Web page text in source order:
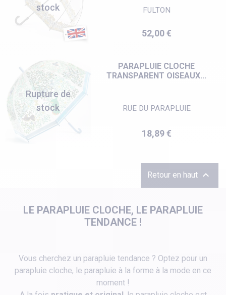
stock
FULTON
Prix
52,00 €
Rupture de
stock
PARAPLUIE CLOCHE
TRANSPARENT OISEAUX...
RUE DU PARAPLUIE
Prix
18,89 €
Retour en haut 
LE PARAPLUIE CLOCHE, LE PARAPLUIE
TENDANCE !
Vous cherchez un parapluie tendance ? Optez pour un
parapluie cloche, le parapluie à la forme à la mode en ce
moment !